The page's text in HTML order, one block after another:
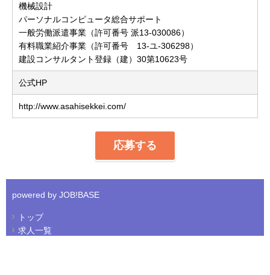
機械設計
パーソナルコンピュータ総合サポート
一般労働派遣事業（許可番号 派13-030086）
有料職業紹介事業（許可番号 13-ユ-306298）
建設コンサルタント登録（建）30第10623号
公式HP
http://www.asahisekkei.com/
応募する
powered by JOB!BASE
トップ
求人一覧